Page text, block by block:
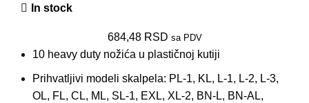
In stock
684,48 RSD sa PDV
10 heavy duty nožića u plastičnoj kutiji
Prihvatljivi modeli skalpela: PL-1, KL, L-1, L-2, L-3,
OL, FL, CL, ML, SL-1, EXL, XL-2, BN-L, BN-AL,